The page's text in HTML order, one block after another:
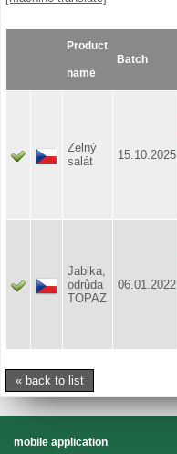
Product
name
Batch
Zelný
salát
15.10.2025
Jablka,
odrůda
TOPAZ
06.01.2022
« back to list
mobile application